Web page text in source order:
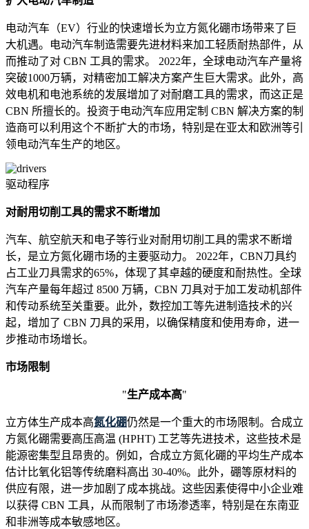
电动汽车（EV）行业的快速增长为立方氮化硼市场带来了巨
大机遇。电动汽车制造需要先进材料来加工轻质耐热部件，从
而推动了对 CBN 工具的需求。 2022年，全球电动汽车产量将
突破1000万辆，对精密加工解决方案产生巨大需求。此外，高
效电机和电池系统的发展增加了对耐磨工具的需求，而这正是
CBN 所擅长的。投资于电动汽车应用定制 CBN 解决方案的制
造商可以利用这个不断扩大的市场，特别是在亚太和欧洲等引
领电动汽车生产的地区。
驱动程序
对耐用切削工具的需求不断增加
汽车、航空航天和电子等行业对耐用切削工具的需求不断增
长，是立方氮化硼市场的主要驱动力。 2022年，CBN刀具约
占工业刀具需求的65%，体现了其卓越的硬度和耐热性。全球
汽车产量每年超过 8500 万辆，CBN 刀具对于加工发动机部件
和传动系统至关重要。此外，数控加工等先进制造技术的兴
起，增加了 CBN 刀具的采用，以确保精度和使用寿命，进一
步推动市场增长。
市场限制
"生产成本高"
立方体生产成本高氮化硼仍然是一个重大的市场限制。合成立
方氮化硼需要高压高温 (HPHT) 工艺等先进技术，这些技术是
能源密集型且昂贵的。例如，合成立方氮化硼的平均生产成本
估计比氧化铝等传统磨料高出 30-40%。此外，硼等原材料的
供应有限，进一步加剧了成本挑战。这些因素使得中小企业难
以获得 CBN 工具，从而限制了市场渗透率，特别是在东南亚
和非洲等成本敏感地区。